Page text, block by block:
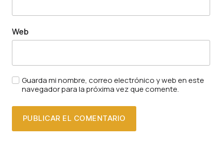
Web
Guarda mi nombre, correo electrónico y web en este
navegador para la próxima vez que comente.